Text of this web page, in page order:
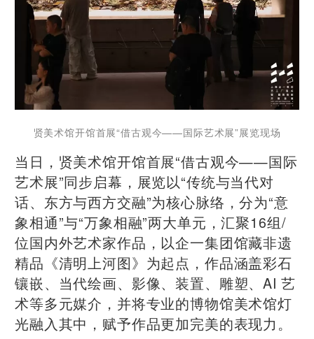
贤美术馆开馆首展“借古观今——国际艺术展”展览现场
当日，贤美术馆开馆首展“借古观今——国际
艺术展”同步启幕，展览以“传统与当代对
话、东方与西方交融”为核心脉络，分为“意
象相通”与“万象相融”两大单元，汇聚16组/
位国内外艺术家作品，以企一集团馆藏非遗
精品《清明上河图》为起点，作品涵盖彩石
镶嵌、当代绘画、影像、装置、雕塑、AI 艺
术等多元媒介，并将专业的博物馆美术馆灯
光融入其中，赋予作品更加完美的表现力。